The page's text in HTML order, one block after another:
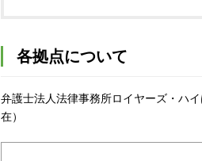
各拠点について
弁護士法人法律事務所ロイヤーズ・ハ
在）